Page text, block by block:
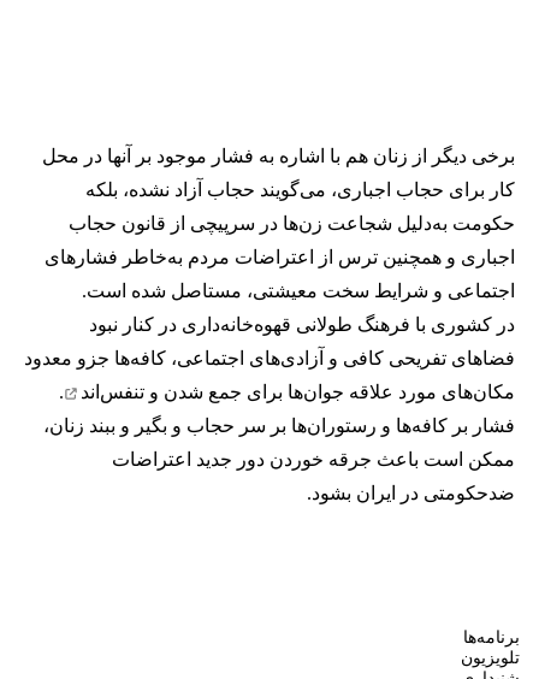
برخی دیگر از زنان هم با اشاره به فشار موجود بر آنها در محل
کار برای حجاب اجباری، می‌گویند حجاب آزاد نشده، بلکه
حکومت به‌دلیل شجاعت زن‌ها در سرپیچی از قانون حجاب
اجباری و همچنین ترس از اعتراضات مردم به‌خاطر فشارهای
اجتماعی و شرایط سخت معیشتی، مستاصل شده است.
در کشوری با فرهنگ طولانی قهوه‌‌خانه‌داری در کنار نبود
فضاهای تفریحی کافی و آزادی‌های اجتماعی، کافه‌ها جزو معدود
مکان‌های مورد علاقه جوان‌ها برای جمع شدن و تنفس‌اند
.
فشار بر کافه‌ها و رستوران‌ها بر سر حجاب و بگیر و ببند زنان،
ممکن است باعث جرقه خوردن دور جدید اعتراضات
ضدحکومتی در ایران بشود.
برنامه‌ها
تلویزیون